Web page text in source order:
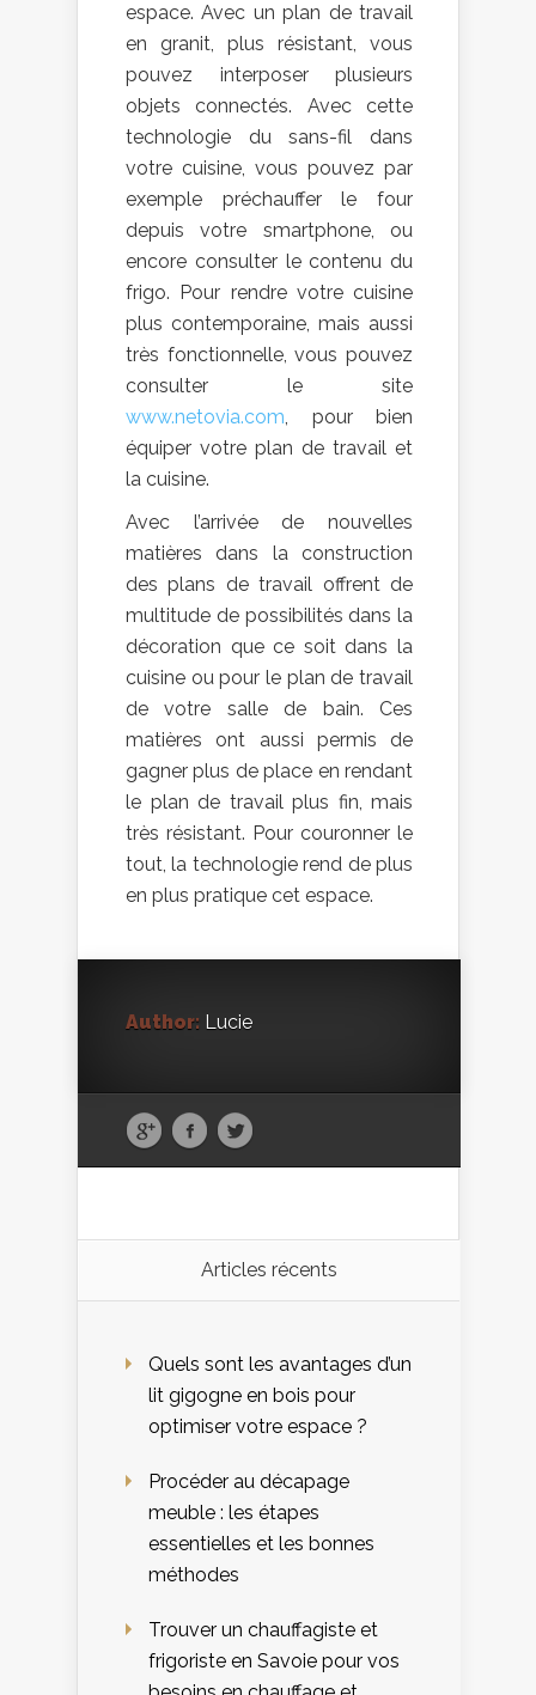
espace. Avec un plan de travail
en granit, plus résistant, vous
pouvez interposer plusieurs
objets connectés. Avec cette
technologie du sans-fil dans
votre cuisine, vous pouvez par
exemple préchauffer le four
depuis votre smartphone, ou
encore consulter le contenu du
frigo. Pour rendre votre cuisine
plus contemporaine, mais aussi
très fonctionnelle, vous pouvez
consulter le site
www.netovia.com, pour bien
équiper votre plan de travail et
la cuisine.
Avec l’arrivée de nouvelles
matières dans la construction
des plans de travail offrent de
multitude de possibilités dans la
décoration que ce soit dans la
cuisine ou pour le plan de travail
de votre salle de bain. Ces
matières ont aussi permis de
gagner plus de place en rendant
le plan de travail plus fin, mais
très résistant. Pour couronner le
tout, la technologie rend de plus
en plus pratique cet espace.
Author: Lucie
Articles récents
Quels sont les avantages d’un
lit gigogne en bois pour
optimiser votre espace ?
Procéder au décapage
meuble : les étapes
essentielles et les bonnes
méthodes
Trouver un chauffagiste et
frigoriste en Savoie pour vos